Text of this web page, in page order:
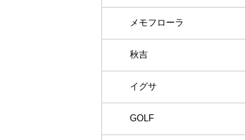
メモフローラ
秋吉
イグサ
GOLF